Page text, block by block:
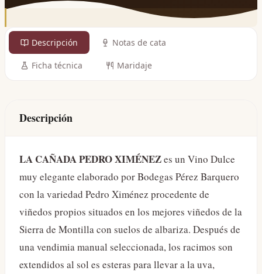
Descripción Notas de cata
Ficha técnica Maridaje
Descripción
LA CAÑADA PEDRO XIMÉNEZes un Vino Dulce
muy elegante elaborado por Bodegas Pérez Barquero
con la variedad Pedro Ximénez procedente de
viñedos propios situados en los mejores viñedos de la
Sierra de Montilla con suelos de albariza. Después de
una vendimia manual seleccionada, los racimos son
extendidos al sol es esteras para llevar a la uva,